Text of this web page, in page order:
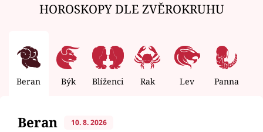
HOROSKOPY DLE ZVĚROKRUHU
Beran Býk Blíženci Rak Lev Panna
Beran 10. 8. 2026